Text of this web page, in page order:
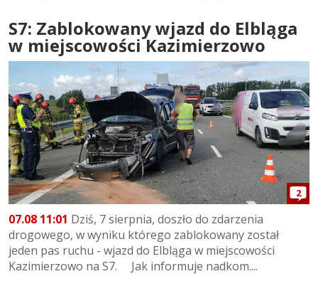
S7: Zablokowany wjazd do Elbląga
w miejscowości Kazimierzowo
2
07.08 11:01 Dziś, 7 sierpnia, doszło do zdarzenia
drogowego, w wyniku którego zablokowany został
jeden pas ruchu - wjazd do Elbląga w miejscowości
Kazimierzowo na S7. Jak informuje nadkom....